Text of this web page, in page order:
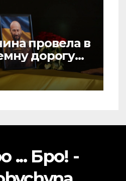
провела в
дорогу
– Олега
... Бро! -